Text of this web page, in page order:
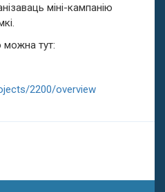
міні-кампанію
можна тут:
2200/overview